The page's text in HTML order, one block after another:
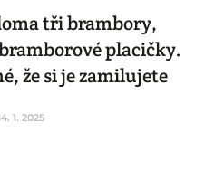
tři brambory,
placičky.
že si je zamilujete
1. 2025